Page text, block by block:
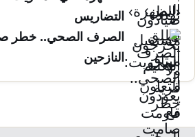
التضاريس
الصرف الصحي.. خطر
النازحين